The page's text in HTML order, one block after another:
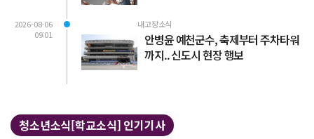
2026-08-06
09:01
내고장소식
안병윤 예천군수, 축제부터 주차타워
까지.. 신도시 현장 행보
청소년소식[학교소식] 인기기사